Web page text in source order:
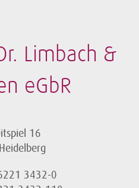
Limbach &
eGbR
16
3432-0